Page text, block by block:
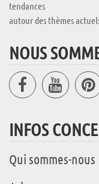
tendances
autour des thèmes
NOUS
INFOS
Qui sommes-nous